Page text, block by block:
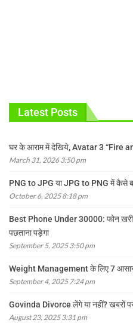
Latest Posts
घर के आराम में देखिये, Avatar 3 “Fire
March 31, 2026 3:50 pm
PNG to JPG या JPG to PNG में कैसे
October 6, 2025 8:18 pm
Best Phone Under 30000: फोन
पछताना पड़ेगा
September 5, 2025 3:50 pm
Weight Management के लिए 7
September 4, 2025 7:24 pm
Govinda Divorce लेंगे या नहीं? खबरों
August 23, 2025 3:31 pm